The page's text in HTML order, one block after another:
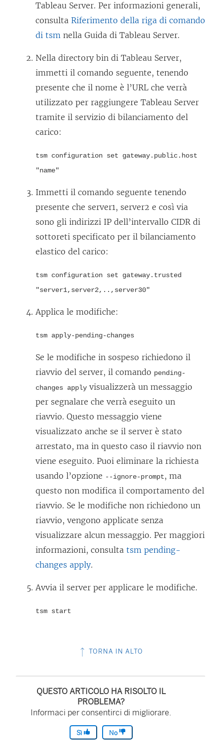
)
e
s
t
r
)
Tableau Server. Per informazioni generali,
consulta Riferimento della riga di comando
di tsm nella Guida di Tableau Server.
Nella directory bin di Tableau Server,
immetti il comando seguente, tenendo
presente che il nome è l’URL che verrà
utilizzato per raggiungere Tableau Server
tramite il servizio di bilanciamento del
carico:
tsm configuration set gateway.public.host
"name"
Immetti il comando seguente tenendo
presente che server1, server2 e così via
sono gli indirizzi IP dell’intervallo CIDR di
sottoreti specificato per il bilanciamento
elastico del carico:
tsm configuration set gateway.trusted
"server1,server2,..,server30"
Applica le modifiche:
tsm apply-pending-changes
Se le modifiche in sospeso richiedono il
riavvio del server, il comando pending-
changes apply visualizzerà un messaggio
per segnalare che verrà eseguito un
riavvio. Questo messaggio viene
visualizzato anche se il server è stato
arrestato, ma in questo caso il riavvio non
viene eseguito. Puoi eliminare la richiesta
usando l’opzione --ignore-prompt, ma
questo non modifica il comportamento del
riavvio. Se le modifiche non richiedono un
riavvio, vengono applicate senza
visualizzare alcun messaggio. Per maggiori
informazioni, consulta tsm pending-
changes apply.
Avvia il server per applicare le modifiche.
tsm start
TORNA IN ALTO
QUESTO ARTICOLO HA RISOLTO IL
PROBLEMA?
Informaci per consentirci di migliorare.
Sì No